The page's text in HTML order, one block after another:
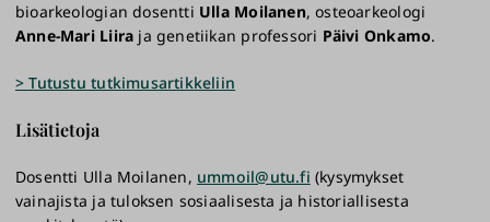
bioarkeologian dosentti Ulla Moilanen, osteoarkeologi
Anne-Mari Liira ja genetiikan professori Päivi Onkamo.
> Tutustu tutkimusartikkeliin
Lisätietoja
Dosentti Ulla Moilanen, ummoil@utu.fi (kysymykset
vainajista ja tuloksen sosiaalisesta ja historiallisesta